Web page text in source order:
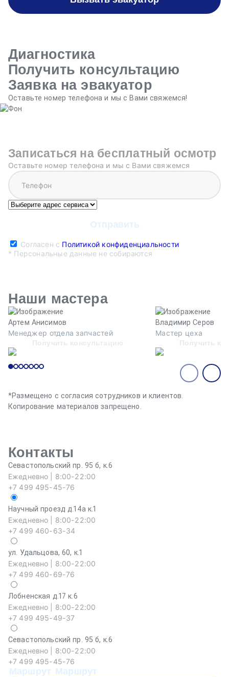
Диагностика
Получить консультацию
Заявка на эвакуатор
Оставьте номер телефона и мы с Вами свяжемся!
Записаться на бесплатный осмотр
Оставьте номер телефона и мы с Вами свяжемся
Согласен с Политикой конфиденциальности
* Персональные данные не собираются
Наши мастера
Артем Анисимов
Менеджер отдела запчастей
Получить консультацию
Владимир Серов
Мастер цеха
Получить
*Размещено с согласия сотрудников и клиентов.
Копирование материалов запрещено.
Контакты
Севастопольский пр. 95 б, к.6
Ежедневно | 8:00-22:00
+7 499 495-45-76
Научный проезд д.14а к.1
Ежедневно | 8:00-22:00
+7 499 460-63-34
ул. Удальцова, 60, к.1
Ежедневно | 8:00-22:00
+7 499 460-69-76
Лобненская д.17 к.6
Ежедневно | 8:00-22:00
+7 499 495-49-37
Севастопольский пр. 95 б, к.6
Ежедневно | 8:00-22:00
+7 499 495-45-76
Маршрут Маршрут